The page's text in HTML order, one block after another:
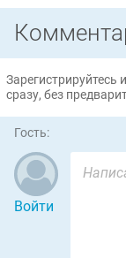
сразу, без
Гость:
Войти